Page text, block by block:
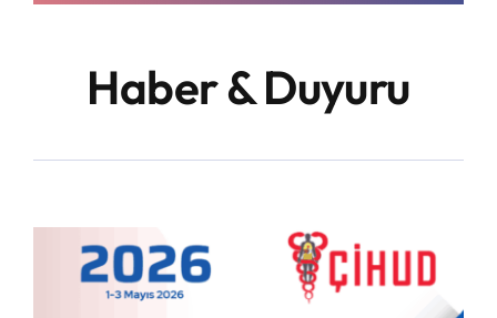
Haber & Duyuru